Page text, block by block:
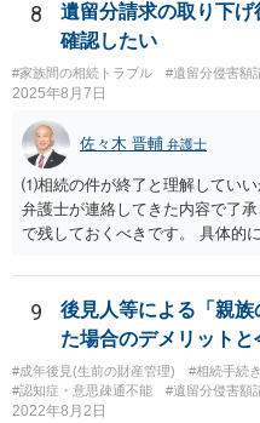
8
遺留分請求の取り下
確認したい
#家族間の相続トラブル #遺留分侵害額
2025年8月7日
佐々木 晋輔 弁護士
⑴相続の件が終了と理解してい
弁護士が連絡してきた内容で了
で残しておくべきです。 具体的
の預金を振り込めば終了など）
もらう。 ②相談者様はその書面
ない部分があれば、説明を求め
関してお互いに債権債務がない
しょう。その記載があれば、相
が納得できる内容になれば、お
9
後見人等による「親
た場合のデメリットと
#成年後見(生前の財産管理) #相続手続き
#認知症・意思疎通不能
#遺留分侵害額
2022年8月2日